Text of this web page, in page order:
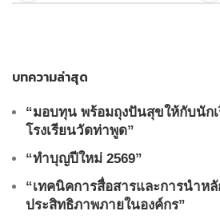
บทความล่าสุด
“มอบทุน พร้อมถุงปันสุขให้กับนัก
โรงเรียนวัดท่าพูด”
“ทำบุญปีใหม่ 2569”
“เทคนิคการสื่อสารและการนำหลั
ประสิทธิภาพภายในองค์กร”